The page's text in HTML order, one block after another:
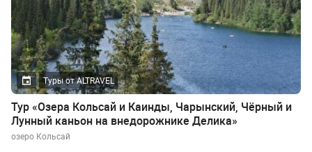
Туры от ALTRAVEL
Тур «Озера Кольсай и Каинды, Чарынский, Чёрный и
Лунный каньон на внедорожнике Делика»
озеро Кольсай